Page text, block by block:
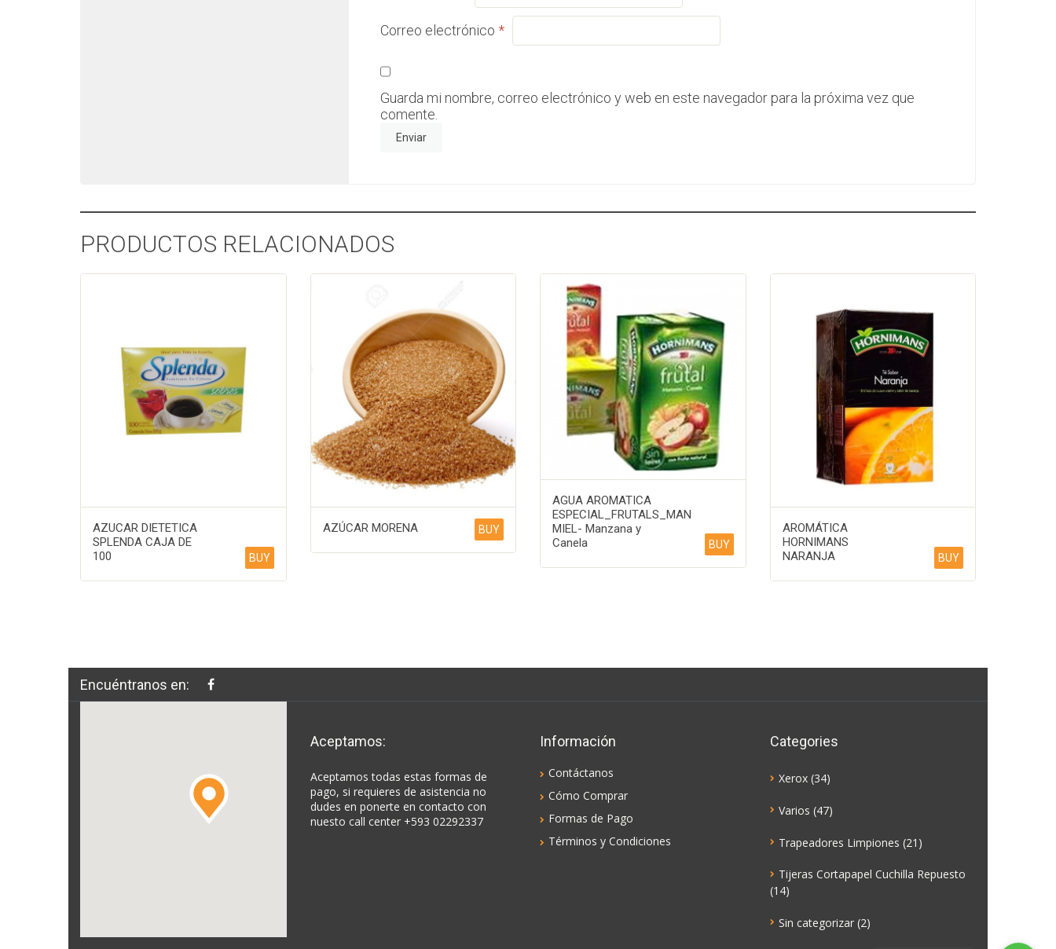
Correo electrónico*
Guarda mi nombre, correo electrónico y web en este navegador para la próxima vez que
comente.
PRODUCTOS RELACIONADOS
AZUCAR DIETETICA
SPLENDA CAJA DE
100
BUY
AZÚCAR MORENA BUY
AGUA AROMATICA
ESPECIAL_FRUTALS_MAN
MIEL- Manzana y
Canela
BUY
AROMÁTICA
HORNIMANS
NARANJA
BUY
Encuéntranos en:
Aceptamos:
Aceptamos todas estas formas de
pago, si requieres de asistencia no
dudes en ponerte en contacto con
nuesto call center +593 02292337
Información
Contáctanos
Cómo Comprar
Formas de Pago
Términos y Condiciones
Categories
Xerox (34)
Varios (47)
Trapeadores Limpiones (21)
Tijeras Cortapapel Cuchilla Repuesto
(14)
Sin categorizar (2)